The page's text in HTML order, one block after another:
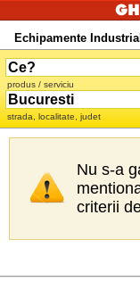
Echipamente
produs / serviciu
strada, localitate, judet
Nu s-a
criterii